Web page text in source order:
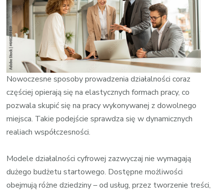
Nowoczesne sposoby prowadzenia działalności coraz
częściej opierają się na elastycznych formach pracy, co
pozwala skupić się na pracy wykonywanej z dowolnego
miejsca. Takie podejście sprawdza się w dynamicznych
realiach współczesności.
Modele działalności cyfrowej zazwyczaj nie wymagają
dużego budżetu startowego. Dostępne możliwości
obejmują różne dziedziny – od usług, przez tworzenie treści,